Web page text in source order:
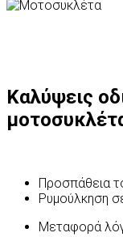
Καλύψεις
Προσπάθεια
Ρυμούλκηση
Μεταφορά